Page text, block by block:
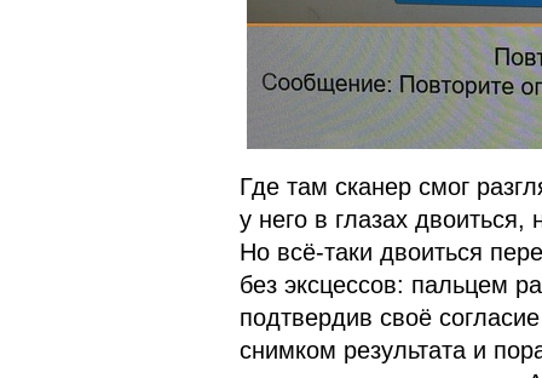
Где там сканер смог
у него в глазах двоиться,
Но всё-таки двоиться
без эксцессов: пальцем
подтвердив своё
снимком результата и